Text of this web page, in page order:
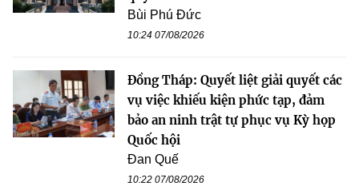
Bùi Phú Đức
10:24 07/08/2026
Đồng Tháp: Quyết liệt giải quyết các
vụ việc khiếu kiện phức tạp, đảm
bảo an ninh trật tự phục vụ Kỳ họp
Quốc hội
Đan Quế
10:22 07/08/2026